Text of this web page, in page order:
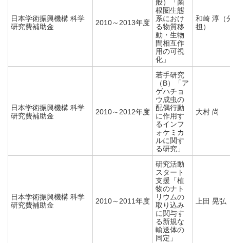
日本学術振興機構 科学
研究費補助金
2010～2013年度
般）「菌
根圏生態
系におけ
る物質移
動・生物
間相互作
用の可視
化」
和崎 淳（
担）
日本学術振興機構 科学
研究費補助金
2010～2012年度
若手研究
（B）「ア
ゲハチョ
ウ成虫の
配偶行動
に作用す
るインフ
ォケミカ
ルに関す
る研究」
大村 尚
日本学術振興機構 科学
研究費補助金
2010～2011年度
研究活動
スタート
支援「植
物のナト
リウムの
取り込み
に関与す
る新規な
輸送体の
同定」
上田 晃弘